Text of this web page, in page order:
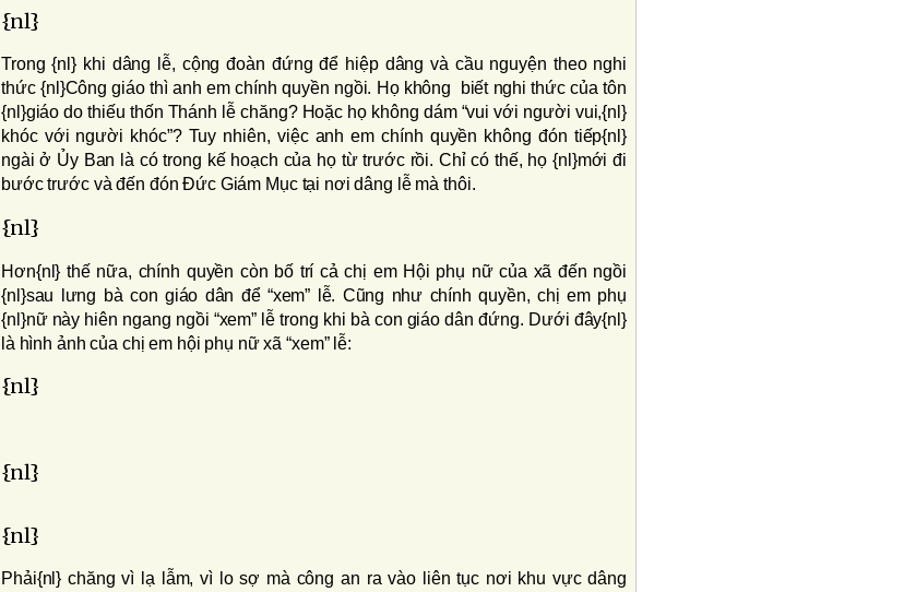
{nl}
Trong {nl} khi dâng lễ, cộng đoàn đứng để hiệp dâng và cầu nguyện theo nghi
thức {nl}Công giáo thì anh em chính quyền ngồi. Họ không biết nghi thức của tôn
{nl}giáo do thiếu thốn Thánh lễ chăng? Hoặc họ không dám “vui với người vui,{nl}
khóc với người khóc”? Tuy nhiên, việc anh em chính quyền không đón tiếp{nl}
ngài ở Ủy Ban là có trong kế hoạch của họ từ trước rồi. Chỉ có thế, họ {nl}mới đi
bước trước và đến đón Ðức Giám Mục tại nơi dâng lễ mà thôi.
{nl}
Hơn{nl} thế nữa, chính quyền còn bố trí cả chị em Hội phụ nữ của xã đến ngồi
{nl}sau lưng bà con giáo dân để “xem” lễ. Cũng như chính quyền, chị em phụ
{nl}nữ này hiên ngang ngồi “xem” lễ trong khi bà con giáo dân đứng. Dưới đây{nl}
là hình ảnh của chị em hội phụ nữ xã “xem” lễ:
{nl}
{nl}
{nl}
Phải{nl} chăng vì lạ lẫm, vì lo sợ mà công an ra vào liên tục nơi khu vực dâng